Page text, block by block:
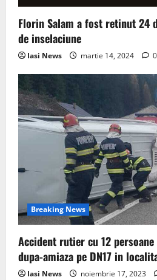
Florin Salam a fost retinut 24
de inselaciune
Iasi News martie 14, 2024 0
Breaking News
Accident rutier cu 12
dupa-amiaza pe DN17 in
Iasi News noiembrie 17, 2023